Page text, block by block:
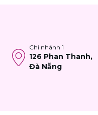
Chi nhánh 1
126 Phan Thanh,
Đà Nẵng